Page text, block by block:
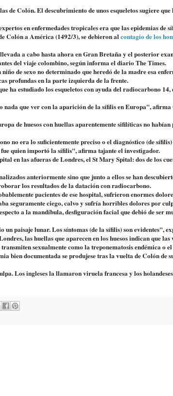
de Colón. El descubrimiento de unos esqueletos sugiere
en enfermedades tropicales era que las epidemias de
Colón a América (1492/3), se debieron alcontagio de los
a cabo hasta ahora en Gran Bretaña y el posterior
del viaje colombino, según informa el diario The Times.
de sexo no determinado que heredó de la madre esa
profundas en la parte izquierda de la frente.
ha estudiado los esqueletos con ayuda del radiocarbono
nada que ver con la aparición de la sífilis en Europa",
de huesos con huellas aparentemente sifilíticas no
no era lo suficientemente preciso o el diagnóstico (de
quien importó la sífilis", afirma tajante el investigador.
en las afueras de Londres, el St Mary Spital: dos de los
anteriormente sino que junto a ellos se han
los resultados de la datación con radiocarbono.
pacientes de ese hospital, sufrieron enormes
seguramente ciego, calvo y sufría horribles dolores por
a la mandíbula, desfiguración facial que debió de ser
un paisaje lunar. Los síntomas (de la sífilis) son evidentes",
las huellas que aparecen en los huesos indican que
sexualmente como la treponematosis endémica o
bien documentada se produjese tras la vuelta de Colón de
Los ingleses la llamaron viruela francesa y los